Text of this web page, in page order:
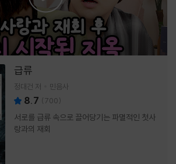
급류
정대건 저 민음사
8.7 (700)
서로를 급류 속으로 끌어당기는 파멸적인 첫사
랑과의 재회